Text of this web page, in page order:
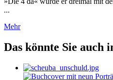
...
Mehr
Das könnte Sie auch